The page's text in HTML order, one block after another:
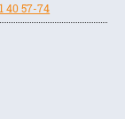
40 57-74